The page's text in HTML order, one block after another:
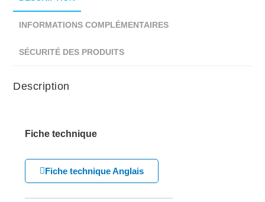
INFORMATIONS COMPLÉMENTAIRES
SÉCURITÉ DES PRODUITS
Description
Fiche technique
Fiche technique Anglais